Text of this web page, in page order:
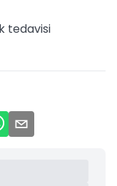
tedavisi